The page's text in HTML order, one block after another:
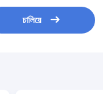
চালিয়ে